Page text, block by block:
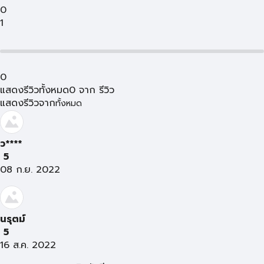
0
1
0
แสดงรีวิวทั้งหมด0 จาก รีวิว
แสดงรีวิวจากทั้งหมด
ว****
5
08 ก.ย. 2022
นรุตม์
5
16 ส.ค. 2022